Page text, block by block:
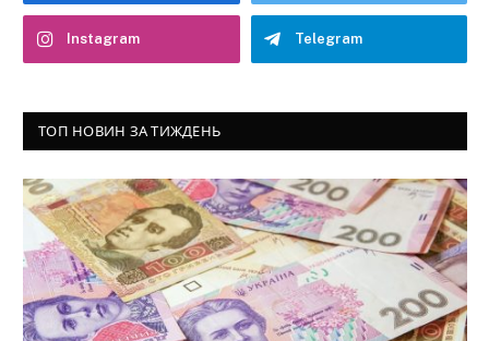
Instagram Telegram
ТОП НОВИН ЗА ТИЖДЕНЬ